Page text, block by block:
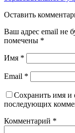
Оставить
Ваш адрес email не
помечены *
Имя *
Email *
Сохранить имя и
последующих
Комментарий *